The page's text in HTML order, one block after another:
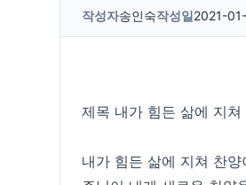
작성자송인숙작성일2021-
제목 내가 힘든 삶에 지쳐
내가 힘든 삶에 지쳐 찬양